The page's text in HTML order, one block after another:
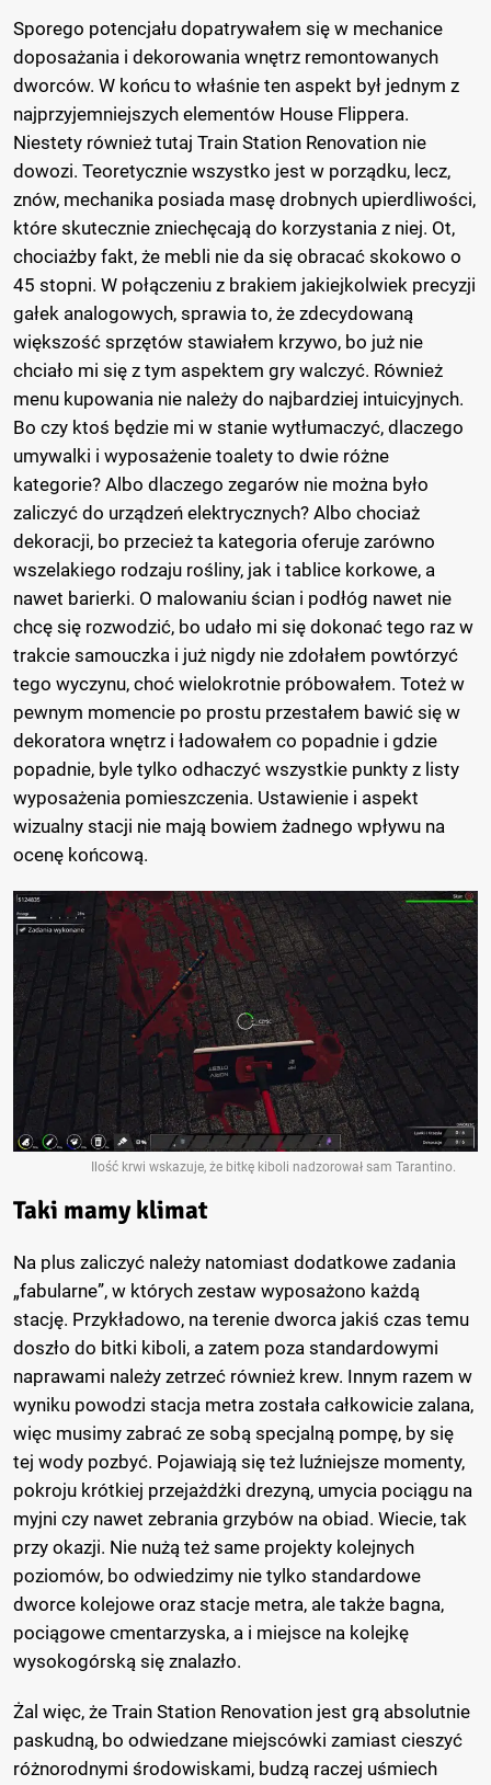
Sporego potencjału dopatrywałem się w mechanice
doposażania i dekorowania wnętrz remontowanych
dworców. W końcu to właśnie ten aspekt był jednym z
najprzyjemniejszych elementów House Flippera.
Niestety również tutaj Train Station Renovation nie
dowozi. Teoretycznie wszystko jest w porządku, lecz,
znów, mechanika posiada masę drobnych upierdliwości,
które skutecznie zniechęcają do korzystania z niej. Ot,
chociażby fakt, że mebli nie da się obracać skokowo o
45 stopni. W połączeniu z brakiem jakiejkolwiek precyzji
gałek analogowych, sprawia to, że zdecydowaną
większość sprzętów stawiałem krzywo, bo już nie
chciało mi się z tym aspektem gry walczyć. Również
menu kupowania nie należy do najbardziej intuicyjnych.
Bo czy ktoś będzie mi w stanie wytłumaczyć, dlaczego
umywalki i wyposażenie toalety to dwie różne
kategorie? Albo dlaczego zegarów nie można było
zaliczyć do urządzeń elektrycznych? Albo chociaż
dekoracji, bo przecież ta kategoria oferuje zarówno
wszelakiego rodzaju rośliny, jak i tablice korkowe, a
nawet barierki. O malowaniu ścian i podłóg nawet nie
chcę się rozwodzić, bo udało mi się dokonać tego raz w
trakcie samouczka i już nigdy nie zdołałem powtórzyć
tego wyczynu, choć wielokrotnie próbowałem. Toteż w
pewnym momencie po prostu przestałem bawić się w
dekoratora wnętrz i ładowałem co popadnie i gdzie
popadnie, byle tylko odhaczyć wszystkie punkty z listy
wyposażenia pomieszczenia. Ustawienie i aspekt
wizualny stacji nie mają bowiem żadnego wpływu na
ocenę końcową.
Ilość krwi wskazuje, że bitkę kiboli nadzorował sam Tarantino.
Taki mamy klimat
Na plus zaliczyć należy natomiast dodatkowe zadania
„fabularne”, w których zestaw wyposażono każdą
stację. Przykładowo, na terenie dworca jakiś czas temu
doszło do bitki kiboli, a zatem poza standardowymi
naprawami należy zetrzeć również krew. Innym razem w
wyniku powodzi stacja metra została całkowicie zalana,
więc musimy zabrać ze sobą specjalną pompę, by się
tej wody pozbyć. Pojawiają się też luźniejsze momenty,
pokroju krótkiej przejażdżki drezyną, umycia pociągu na
myjni czy nawet zebrania grzybów na obiad. Wiecie, tak
przy okazji. Nie nużą też same projekty kolejnych
poziomów, bo odwiedzimy nie tylko standardowe
dworce kolejowe oraz stacje metra, ale także bagna,
pociągowe cmentarzyska, a i miejsce na kolejkę
wysokogórską się znalazło.
Żal więc, że Train Station Renovation jest grą absolutnie
paskudną, bo odwiedzane miejscówki zamiast cieszyć
różnorodnymi środowiskami, budzą raczej uśmiech